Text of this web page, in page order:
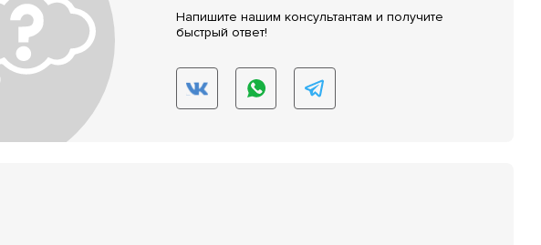
Напишите нашим консультантам и получите
быстрый ответ!